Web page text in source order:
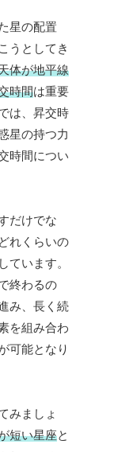
星の配置
うとしてき
体が地平線
時間は重要
は、昇交時
星の持つ力
時間につい
だけでな
れくらいの
ています。
終わるの
み、長く続
を組み合わ
可能となり
みましょ
短い星座と